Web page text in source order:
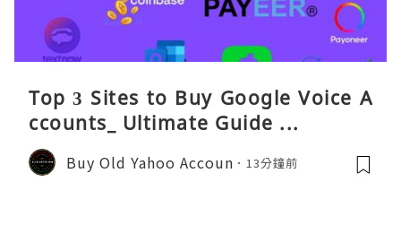
Top 3 Sites to Buy Google Voice A
ccounts_ Ultimate Guide ...
Buy Old Yahoo Accoun 13分鐘前